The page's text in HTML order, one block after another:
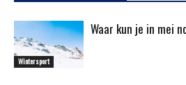
Wintersport
Waar kun je in mei